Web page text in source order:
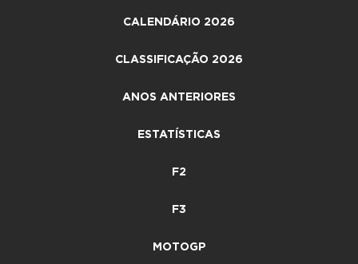
CALENDÁRIO 2026
CLASSIFICAÇÃO 2026
ANOS ANTERIORES
ESTATÍSTICAS
F2
F3
MOTOGP